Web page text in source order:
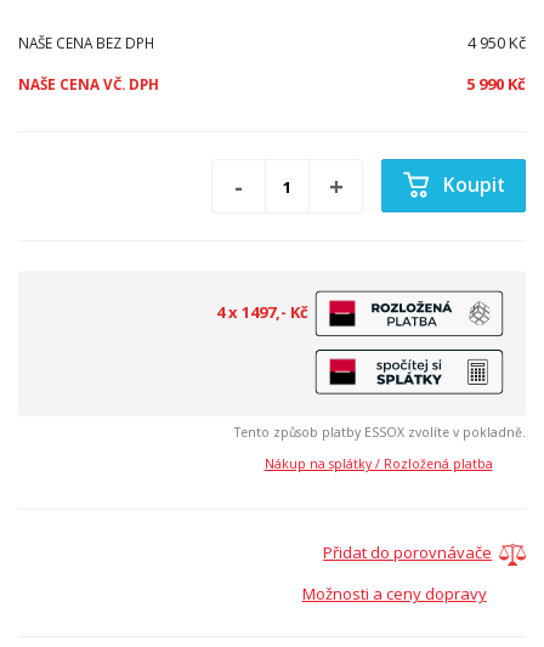
NAŠE CENA BEZ DPH 4 950 Kč
NAŠE CENA VČ. DPH 5 990 Kč
Koupit
4 x 1497,- Kč
Tento způsob platby ESSOX zvolíte v pokladně.
Nákup na splátky / Rozložená platba
Přidat do porovnávače
Možnosti a ceny dopravy